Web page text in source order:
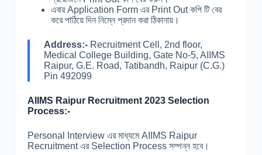
এবার Application Form এর Print Out কপি টি বের
করে পাঠিয়ে দিন নিম্নে প্রদান করা ঠিকানায়।
Address:-Recruitment Cell, 2nd floor,
Medical College Building, Gate No-5, AIIMS
Raipur, G.E. Road, Tatibandh, Raipur (C.G.)
Pin 492099
AIIMS Raipur Recruitment 2023 Selection
Process:-
Personal Interview এর মাধ্যমে AIIMS Raipur
Recruitment এর Selection Process সম্পন্ন হবে।